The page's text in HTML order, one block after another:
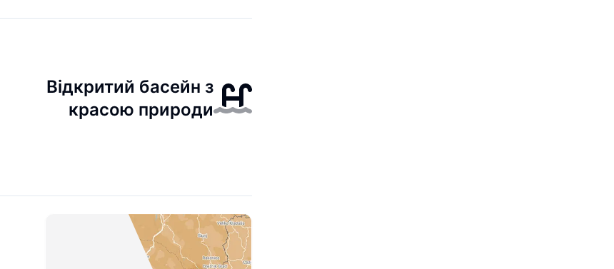
Відкритий басейн з
красою природи